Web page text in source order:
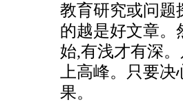
教育研究或问题
的越是好文章。
始,有浅才有深
上高峰。只要
果。